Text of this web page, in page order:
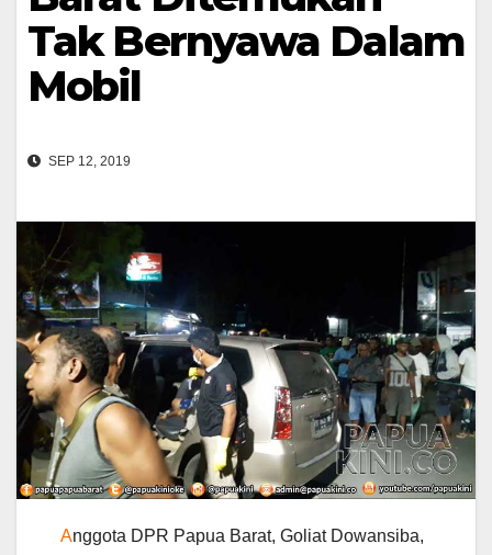
Tak Bernyawa Dalam
Mobil
SEP 12, 2019
Anggota DPR Papua Barat, Goliat Dowansiba,